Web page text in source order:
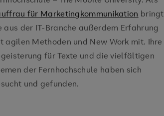
für Marketingkommunikation bringt
aus der IT-Branche außerdem Erfahrung
agilen Methoden und New Work mit. Ihre
für Texte und die vielfältigen
der Fernhochschule haben sich
und gefunden.